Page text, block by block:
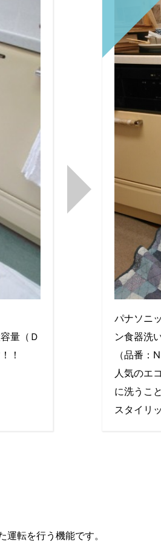
量（Ｄ
！
パナソニ
ン食器洗
（品番：
人気のエ
に洗うこ
スタイリ
転を行う機能です。